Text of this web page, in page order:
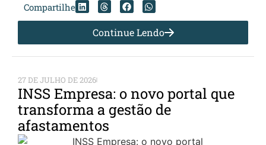
Compartilhe
Continue Lendo
27 DE JULHO DE 2026
INSS Empresa: o novo portal que
transforma a gestão de
afastamentos